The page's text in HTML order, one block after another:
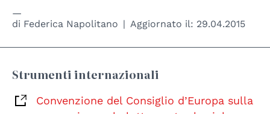
di Federica Napolitano Aggiornato il: 29.04.2015
Strumenti internazionali
Convenzione del Consiglio d’Europa sulla